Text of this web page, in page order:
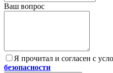
Ваш вопрос
Я прочитал и согласен с
безопасности